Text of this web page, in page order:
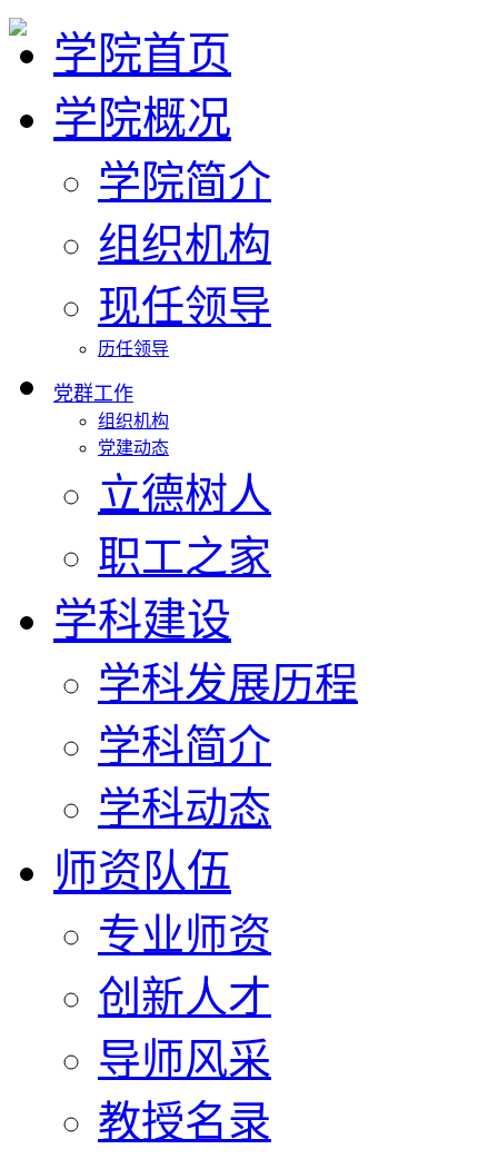
学院首页
学院概况
学院简介
组织机构
现任领导
历任领导
党群工作
组织机构
党建动态
立德树人
职工之家
学科建设
学科发展历程
学科简介
学科动态
师资队伍
专业师资
创新人才
导师风采
教授名录